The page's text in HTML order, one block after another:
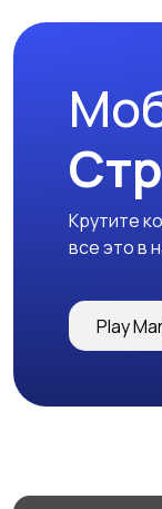
Крутите
все это в
Play